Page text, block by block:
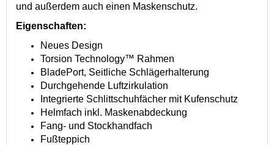
und außerdem auch einen Maskenschutz.
Eigenschaften:
Neues Design
Torsion Technology™ Rahmen
BladePort, Seitliche Schlägerhalterung
Durchgehende Luftzirkulation
Integrierte Schlittschuhfächer mit Kufenschutz
Helmfach inkl. Maskenabdeckung
Fang- und Stockhandfach
Fußteppich